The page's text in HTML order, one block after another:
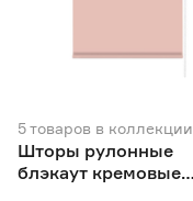
5товаров в коллекции
Шторы рулонные
блэкаут кремовые